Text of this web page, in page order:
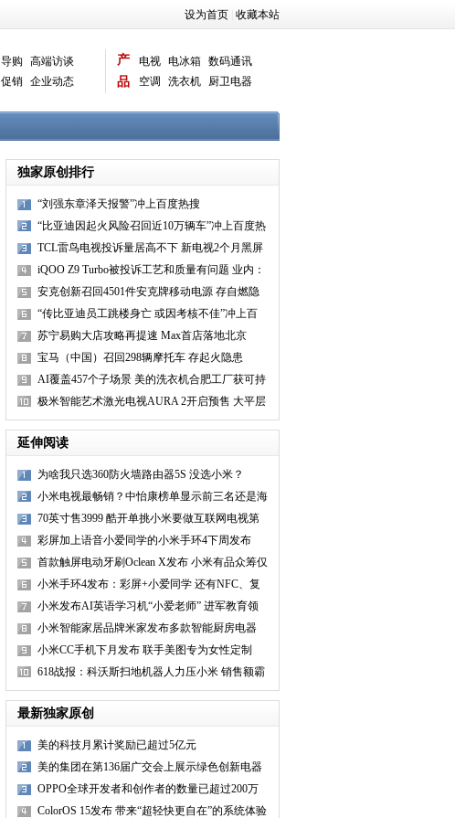
设为首页 收藏本站
导购
高端访谈
促销 企业动态
产
品
电视 电冰箱 数码通讯
空调
洗衣机
厨卫电器
独家原创排行
“刘强东章泽天报警”冲上百度热搜
“比亚迪因起火风险召回近10万辆车”冲上百度热
搜
TCL雷鸟电视投诉量居高不下 新电视2个月黑屏
问题频现
iQOO Z9 Turbo被投诉工艺和质量有问题 业内：
慎买子品
安克创新召回4501件安克牌移动电源 存自燃隐
患
“传比亚迪员工跳楼身亡 或因考核不佳”冲上百
度热搜
苏宁易购大店攻略再提速 Max首店落地北京
宝马（中国）召回298辆摩托车 存起火隐患
AI覆盖457个子场景 美的洗衣机合肥工厂获可持
续灯塔工厂
极米智能艺术激光电视AURA 2开启预售 大平层
首选电视
延伸阅读
为啥我只选360防火墙路由器5S 没选小米？
小米电视最畅销？中怡康榜单显示前三名还是海
信电视
70英寸售3999 酷开单挑小米要做互联网电视第
一品牌
彩屏加上语音小爱同学的小米手环4下周发布
首款触屏电动牙刷Oclean X发布 小米有品众筹仅
249元
小米手环4发布：彩屏+小爱同学 还有NFC、复
仇者联盟版
小米发布AI英语学习机“小爱老师” 进军教育领
域
小米智能家居品牌米家发布多款智能厨房电器
小米CC手机下月发布 联手美图专为女性定制
618战报：科沃斯扫地机器人力压小米 销售额霸
占前两位
最新独家原创
美的科技月累计奖励已超过5亿元
美的集团在第136届广交会上展示绿色创新电器
OPPO全球开发者和创作者的数量已超过200万
ColorOS 15发布 带来“超轻快更自在”的系统体验